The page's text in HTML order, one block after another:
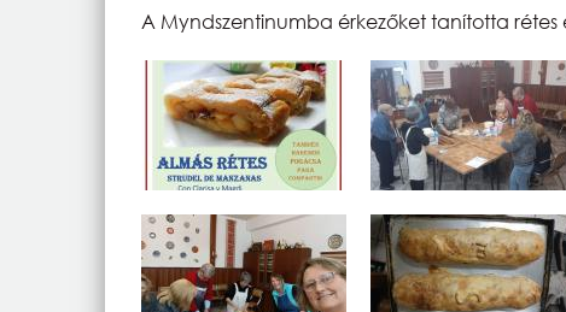
A Myndszentinumba érkezőket tanította